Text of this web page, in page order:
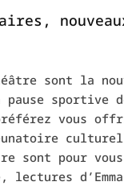
sont la
sportive
vous
sont pour
lectures